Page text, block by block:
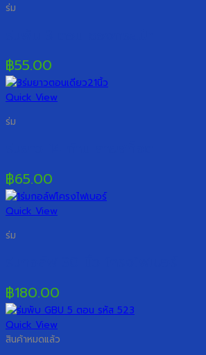
ร่ม
฿55.00
Quick View
ร่ม
฿65.00
Quick View
ร่ม
฿180.00
Quick View
สินค้าหมดแล้ว